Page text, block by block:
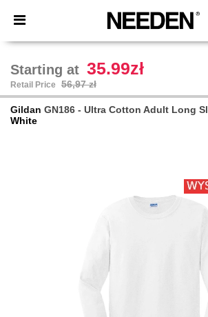
× Aplikacja Needen
Lepsze ceny w aplikacji!
Starting at 35.99zł
Retail Price 56,97 zł
Gildan GN186 - Ultra Cotton Adult Long
White